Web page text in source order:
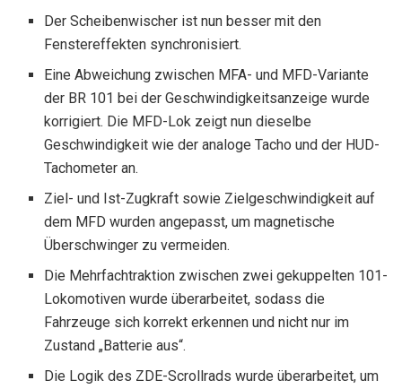
Der Scheibenwischer ist nun besser mit den
Fenstereffekten synchronisiert.
Eine Abweichung zwischen MFA- und MFD-Variante
der BR 101 bei der Geschwindigkeitsanzeige wurde
korrigiert. Die MFD-Lok zeigt nun dieselbe
Geschwindigkeit wie der analoge Tacho und der HUD-
Tachometer an.
Ziel- und Ist-Zugkraft sowie Zielgeschwindigkeit auf
dem MFD wurden angepasst, um magnetische
Überschwinger zu vermeiden.
Die Mehrfachtraktion zwischen zwei gekuppelten 101-
Lokomotiven wurde überarbeitet, sodass die
Fahrzeuge sich korrekt erkennen und nicht nur im
Zustand „Batterie aus“.
Die Logik des ZDE-Scrollrads wurde überarbeitet, um